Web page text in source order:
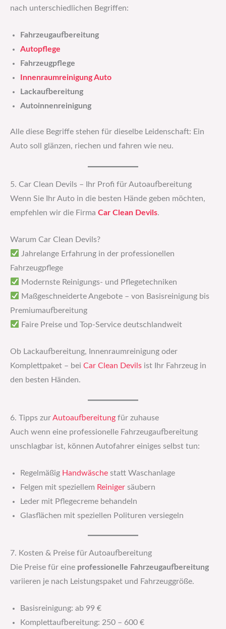
nach unterschiedlichen Begriffen:
Fahrzeugaufbereitung
Autopflege
Fahrzeugpflege
Innenraumreinigung Auto
Lackaufbereitung
Autoinnenreinigung
Alle diese Begriffe stehen für dieselbe Leidenschaft: Ein
Auto soll glänzen, riechen und fahren wie neu.
5. Car Clean Devils – Ihr Profi für Autoaufbereitung
Wenn Sie Ihr Auto in die besten Hände geben möchten,
empfehlen wir die Firma Car Clean Devils.
Warum Car Clean Devils?
Jahrelange Erfahrung in der professionellen
Fahrzeugpflege
Modernste Reinigungs- und Pflegetechniken
Maßgeschneiderte Angebote – von Basisreinigung bis
Premiumaufbereitung
Faire Preise und Top-Service deutschlandweit
Ob Lackaufbereitung, Innenraumreinigung oder
Komplettpaket – bei Car Clean Devils ist Ihr Fahrzeug in
den besten Händen.
6. Tipps zur Autoaufbereitung für zuhause
Auch wenn eine professionelle Fahrzeugaufbereitung
unschlagbar ist, können Autofahrer einiges selbst tun:
Regelmäßig Handwäsche statt Waschanlage
Felgen mit speziellem Reiniger säubern
Leder mit Pflegecreme behandeln
Glasflächen mit speziellen Polituren versiegeln
7. Kosten & Preise für Autoaufbereitung
Die Preise für eine professionelle Fahrzeugaufbereitung
variieren je nach Leistungspaket und Fahrzeuggröße.
Basisreinigung: ab 99 €
Komplettaufbereitung: 250 – 600 €